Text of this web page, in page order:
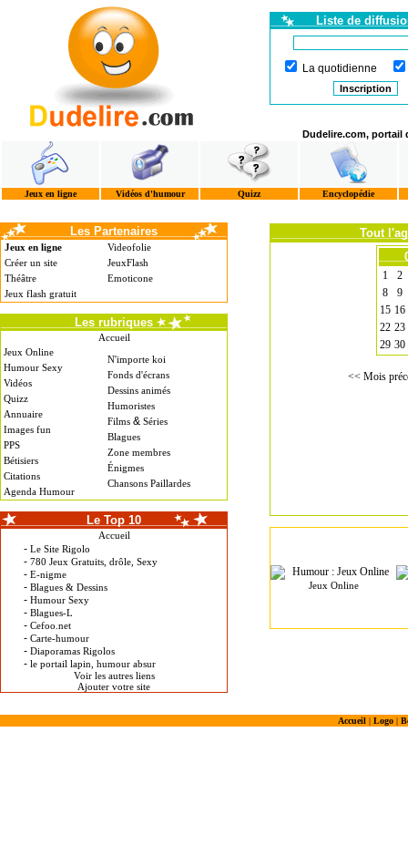
Liste de
La quotidienne
Dudelire.com, portail
Jeux en ligne Vidéos d'humour Quizz Encyclopédie
Les Partenaires
Jeux en ligne
Créer un site
Théâtre
Jeux flash gratuit
Videofolie
JeuxFlash
Emoticone
Les rubriques
Accueil
Jeux Online
Humour Sexy
Vidéos
Quizz
Annuaire
Images fun
PPS
Bétisiers
Citations
Agenda Humour
N'importe koi
Fonds d'écrans
Dessins animés
Humoristes
Films & Séries
Blagues
Zone membres
Énigmes
Chansons Paillardes
Le Top 10
Accueil
- Le Site Rigolo
- 780 Jeux Gratuits, drôle, Sexy
- E-nigme
- Blagues & Dessins
- Humour Sexy
- Blagues-L
- Cefoo.net
- Carte-humour
- Diaporamas Rigolos
- le portail lapin, humour absur
Voir les autres liens
Ajouter votre site
Tout
1
2
8
9
15 16
22 23
29 30
<< Mois
Jeux Online
Accueil| Logo|